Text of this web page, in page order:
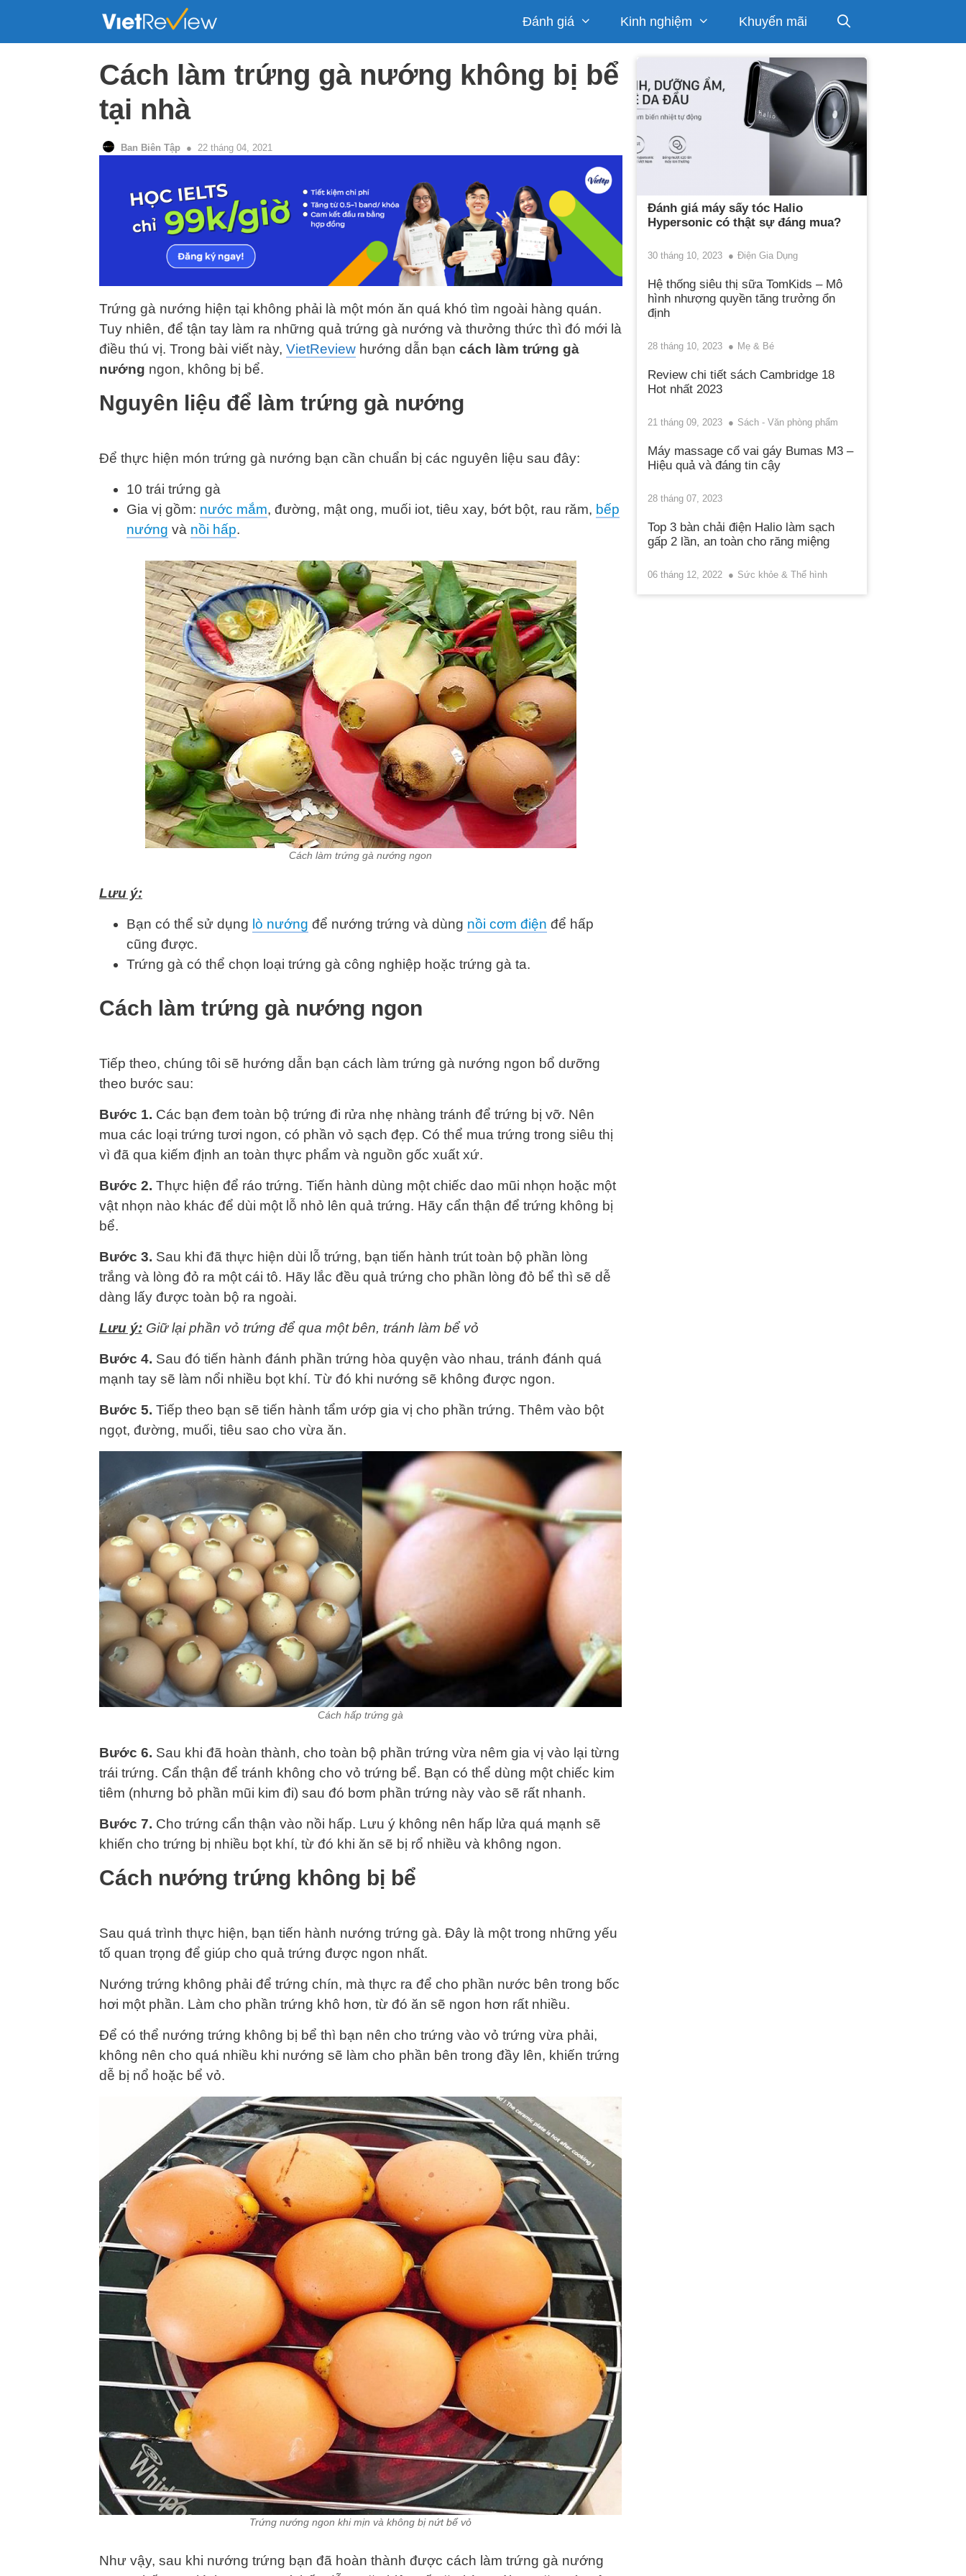
Đánh giá Kinh nghiệm Khuyến mãi
Cách làm trứng gà nướng không bị bể
tại nhà
Ban Biên Tập 22 tháng 04, 2021
Trứng gà nướng hiện tại không phải là một món ăn quá khó tìm ngoài hàng quán.
Tuy nhiên, để tận tay làm ra những quả trứng gà nướng và thưởng thức thì đó mới là
điều thú vị. Trong bài viết này, VietReview hướng dẫn bạn cách làm trứng gà
nướng ngon, không bị bể.
Nguyên liệu để làm trứng gà nướng
Để thực hiện món trứng gà nướng bạn cần chuẩn bị các nguyên liệu sau đây:
10 trái trứng gà
Gia vị gồm: nước mắm, đường, mật ong, muối iot, tiêu xay, bớt bột, rau răm, bếp
nướng và nồi hấp.
Cách làm trứng gà nướng ngon
Lưu ý:
Bạn có thể sử dụng lò nướng để nướng trứng và dùng nồi cơm điện để hấp
cũng được.
Trứng gà có thể chọn loại trứng gà công nghiệp hoặc trứng gà ta.
Cách làm trứng gà nướng ngon
Tiếp theo, chúng tôi sẽ hướng dẫn bạn cách làm trứng gà nướng ngon bổ dưỡng
theo bước sau:
Bước 1. Các bạn đem toàn bộ trứng đi rửa nhẹ nhàng tránh để trứng bị vỡ. Nên
mua các loại trứng tươi ngon, có phần vỏ sạch đẹp. Có thể mua trứng trong siêu thị
vì đã qua kiếm định an toàn thực phẩm và nguồn gốc xuất xứ.
Bước 2. Thực hiện để ráo trứng. Tiến hành dùng một chiếc dao mũi nhọn hoặc một
vật nhọn nào khác để dùi một lỗ nhỏ lên quả trứng. Hãy cẩn thận để trứng không bị
bể.
Bước 3. Sau khi đã thực hiện dùi lỗ trứng, bạn tiến hành trút toàn bộ phần lòng
trắng và lòng đỏ ra một cái tô. Hãy lắc đều quả trứng cho phần lòng đỏ bể thì sẽ dễ
dàng lấy được toàn bộ ra ngoài.
Lưu ý: Giữ lại phần vỏ trứng để qua một bên, tránh làm bể vỏ
Bước 4. Sau đó tiến hành đánh phần trứng hòa quyện vào nhau, tránh đánh quá
mạnh tay sẽ làm nổi nhiều bọt khí. Từ đó khi nướng sẽ không được ngon.
Bước 5. Tiếp theo bạn sẽ tiến hành tẩm ướp gia vị cho phần trứng. Thêm vào bột
ngọt, đường, muối, tiêu sao cho vừa ăn.
Cách hấp trứng gà
Bước 6. Sau khi đã hoàn thành, cho toàn bộ phần trứng vừa nêm gia vị vào lại từng
trái trứng. Cẩn thận để tránh không cho vỏ trứng bể. Bạn có thể dùng một chiếc kim
tiêm (nhưng bỏ phần mũi kim đi) sau đó bơm phần trứng này vào sẽ rất nhanh.
Bước 7. Cho trứng cẩn thận vào nồi hấp. Lưu ý không nên hấp lửa quá mạnh sẽ
khiến cho trứng bị nhiều bọt khí, từ đó khi ăn sẽ bị rổ nhiều và không ngon.
Cách nướng trứng không bị bể
Sau quá trình thực hiện, bạn tiến hành nướng trứng gà. Đây là một trong những yếu
tố quan trọng để giúp cho quả trứng được ngon nhất.
Nướng trứng không phải để trứng chín, mà thực ra để cho phần nước bên trong bốc
hơi một phần. Làm cho phần trứng khô hơn, từ đó ăn sẽ ngon hơn rất nhiều.
Để có thể nướng trứng không bị bể thì bạn nên cho trứng vào vỏ trứng vừa phải,
không nên cho quá nhiều khi nướng sẽ làm cho phần bên trong đầy lên, khiến trứng
dễ bị nổ hoặc bể vỏ.
Trứng nướng ngon khi mịn và không bị nứt bể vỏ
Như vậy, sau khi nướng trứng bạn đã hoàn thành được cách làm trứng gà nướng
Đánh giá máy sấy tóc Halio
Hypersonic có thật sự đáng mua?
30 tháng 10, 2023 Điện Gia Dụng
Hệ thống siêu thị sữa TomKids – Mô
hình nhượng quyền tăng trưởng ổn
định
28 tháng 10, 2023 Mẹ & Bé
Review chi tiết sách Cambridge 18
Hot nhất 2023
21 tháng 09, 2023 Sách - Văn phòng phẩm
Máy massage cổ vai gáy Bumas M3 –
Hiệu quả và đáng tin cậy
28 tháng 07, 2023
Top 3 bàn chải điện Halio làm sạch
gấp 2 lần, an toàn cho răng miệng
06 tháng 12, 2022 Sức khỏe & Thể hình